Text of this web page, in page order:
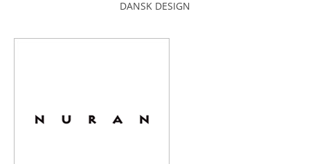
DANSK DESIGN